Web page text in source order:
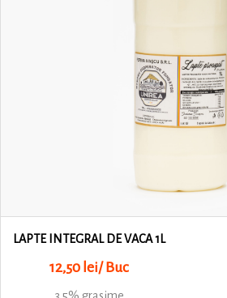
LAPTE INTEGRAL DE VACA 1L
12,50 lei/ Buc
3.5% grasime